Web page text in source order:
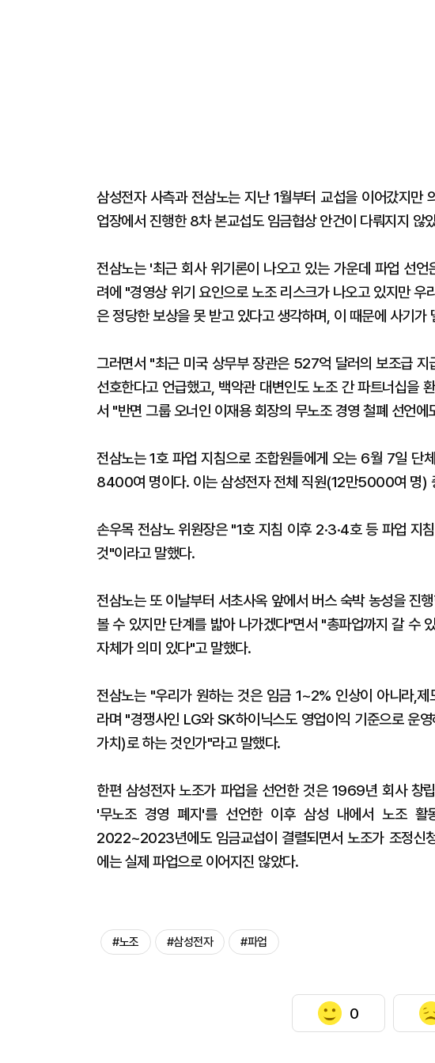
삼성전자 사측과 전삼노는 지난 1월부터 교섭을 이어갔지만
업장에서 진행한 8차 본교섭도 임금협상 안건이 다뤄지지 않
전삼노는 '최근 회사 위기론이 나오고 있는 가운데 파업 선
려에 "경영상 위기 요인으로 노조 리스크가 나오고 있지만
은 정당한 보상을 못 받고 있다고 생각하며, 이 때문에 사기가
그러면서 "최근 미국 상무부 장관은 527억 달러의 보조급
선호한다고 언급했고, 백악관 대변인도 노조 간 파트너십을
서 "반면 그룹 오너인 이재용 회장의 무노조 경영 철폐 선언
전삼노는 1호 파업 지침으로 조합원들에게 오는 6월 7일 단
8400여 명이다. 이는 삼성전자 전체 직원(12만5000여 명)
손우목 전삼노 위원장은 "1호 지침 이후 2·3·4호 등 파업 지
것"이라고 말했다.
전삼노는 또 이날부터 서초사옥 앞에서 버스 숙박 농성을 진
볼 수 있지만 단계를 밟아 나가겠다"면서 "총파업까지 갈 수
자체가 의미 있다"고 말했다.
전삼노는 "우리가 원하는 것은 임금 1~2% 인상이 아니라,제
라며 "경쟁사인 LG와 SK하이닉스도 영업이익 기준으로 운
가치)로 하는 것인가"라고 말했다.
한편 삼성전자 노조가 파업을 선언한 것은 1969년 회사 창
'무노조 경영 폐지'를 선언한 이후 삼성 내에서 노조 활
2022~2023년에도 임금교섭이 결렬되면서 노조가 조정신
에는 실제 파업으로 이어지진 않았다.
#노조 #삼성전자 #파업
0